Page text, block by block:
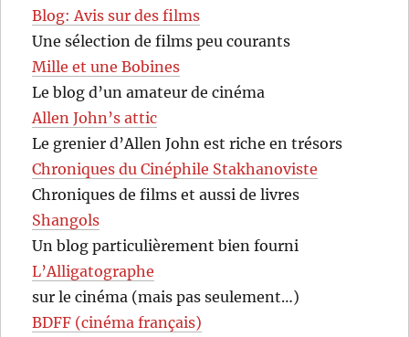
Blog: Avis sur des films
Une sélection de films peu courants
Mille et une Bobines
Le blog d’un amateur de cinéma
Allen John’s attic
Le grenier d’Allen John est riche en trésors
Chroniques du Cinéphile Stakhanoviste
Chroniques de films et aussi de livres
Shangols
Un blog particulièrement bien fourni
L’Alligatographe
sur le cinéma (mais pas seulement…)
BDFF (cinéma français)